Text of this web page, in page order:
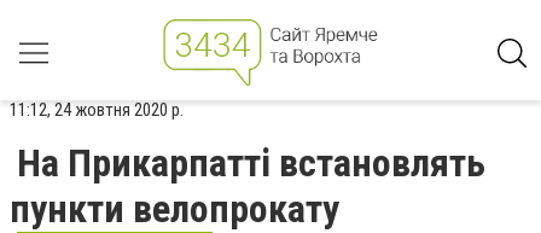
11:12, 24 жовтня 2020 р.
На Прикарпатті встановлять
пункти велопрокату